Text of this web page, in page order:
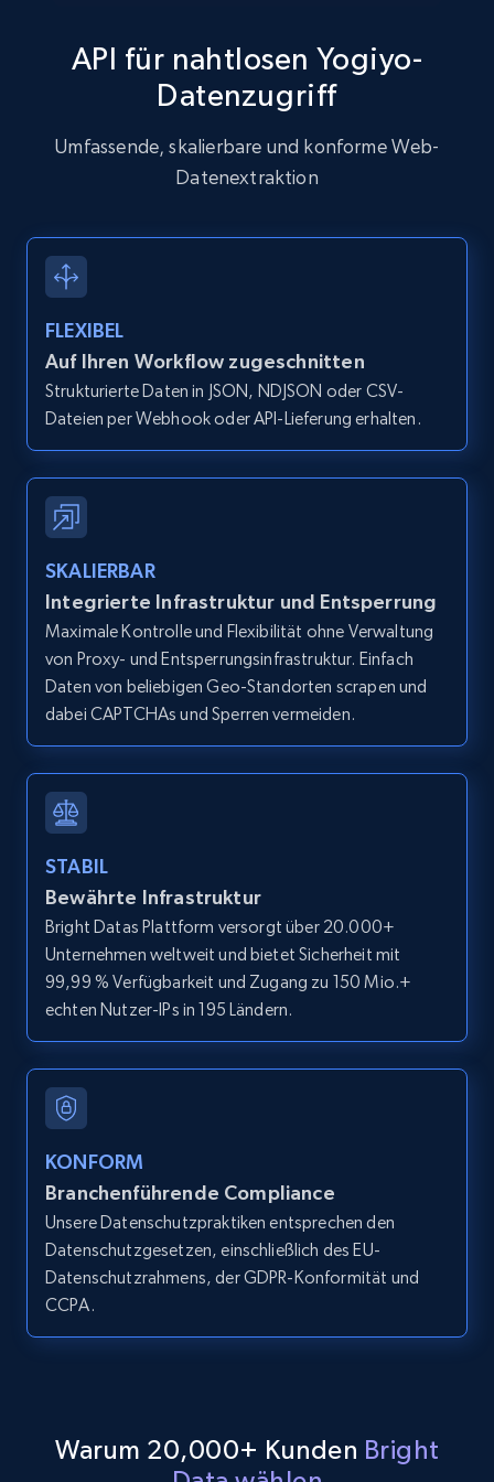
Zillow properties listing information
Zpid, City, State, HomeStatus, Address,
IsListingClaimedByCurrentSignedInUser,
IsCurrentSignedInAgentResponsible, Bedrooms,
Zillow properties listing information -
Discover by custom filters - location, home
type and status
IsCurrentSignedInAgentResponsible, Bedrooms,
and more.
12K+ 1.3K+ Gratis testen
Zillow properties listing information -
Zpid, City, State, HomeStatus, Address,
IsListingClaimedByCurrentSignedInUser,
and more.
12K+ 1.3K+ Gratis testen
URL, ID, User id, Use url, Title, Headline, Post
text, Date posted, and more.
11.3K+
LinkedIn posts - Discover user's articles by
URL
API für nahtlosen Yogiyo-
Datenzugriff
Umfassende, skalierbare und konforme Web-
Datenextraktion
FLEXIBEL
Auf Ihren Workflow zugeschnitten
Strukturierte Daten in JSON, NDJSON oder CSV-
Dateien per Webhook oder API-Lieferung erhalten.
SKALIERBAR
Integrierte Infrastruktur und Entsperrung
Maximale Kontrolle und Flexibilität ohne Verwaltung
von Proxy- und Entsperrungsinfrastruktur. Einfach
Daten von beliebigen Geo-Standorten scrapen und
dabei CAPTCHAs und Sperren vermeiden.
STABIL
Bewährte Infrastruktur
Bright Datas Plattform versorgt über 20.000+
Unternehmen weltweit und bietet Sicherheit mit
99,99 % Verfügbarkeit und Zugang zu 150 Mio.+
echten Nutzer-IPs in 195 Ländern.
KONFORM
Branchenführende Compliance
Unsere Datenschutzpraktiken entsprechen den
Datenschutzgesetzen, einschließlich des EU-
Datenschutzrahmens, der GDPR-Konformität und
CCPA.
Warum 20,000+ Kunden Bright